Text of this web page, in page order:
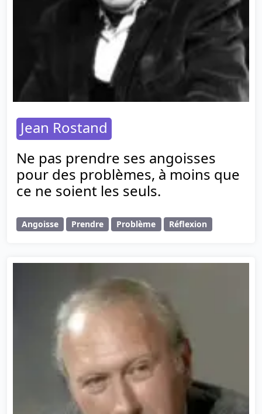
Jean Rostand
Ne pas prendre ses angoisses
pour des problèmes, à moins que
ce ne soient les seuls.
Angoisse Prendre Problème Réflexion